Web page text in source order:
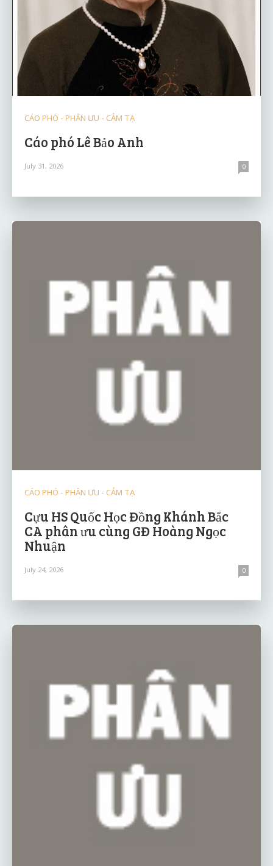
CÁO PHÓ - PHÂN ƯU - CẢM TẠ
Cáo phó Lê Bảo Anh
July 31, 2026 0
CÁO PHÓ - PHÂN ƯU - CẢM TẠ
Cựu HS Quốc Học Đồng Khánh Bắc
CA phân ưu cùng GĐ Hoàng Ngọc
Nhuận
July 24, 2026 0